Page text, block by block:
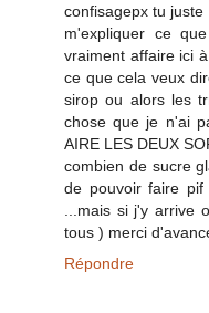
confisagepx tu juste
m'expliquer ce
vraiment affaire ici
ce que cela veux
sirop ou alors les
chose que je n'ai
AIRE LES DEUX
combien de sucre
de pouvoir faire
...mais si j'y arrive
tous ) merci
Répondre